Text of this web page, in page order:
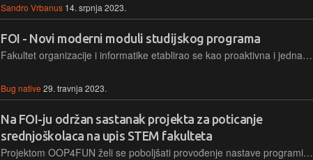
Sandro Vrbanus 14. srpnja 2023.
FOI - Novi moderni moduli studijskog programa
Fakultet organizacije i informatike etablirao se kao proaktivna i jedna od vodećih institucija u akademskom obrazovanju, a posebno u IT industriji
Bug native 29. travnja 2023.
Na FOI-ju održan sastanak projekta za poticanje
srednjoškolaca na upis STEM fakulteta
Projektom OOP4FUN želi se poboljšati provođenje nastave programiranja te potaknuti srednjoškolce da promjene svoju percepciju o programiranju i upišu STEM fakultete